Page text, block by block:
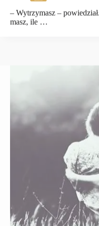
– Wytrzymasz –
masz, ile …